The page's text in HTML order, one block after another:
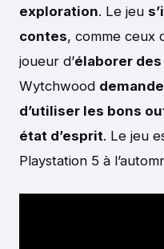
exploration. Le jeu
contes, comme ceux
joueur d’élaborer
Wytchwood
d’utiliser les bons
état d’esprit. Le jeu
Playstation 5 à